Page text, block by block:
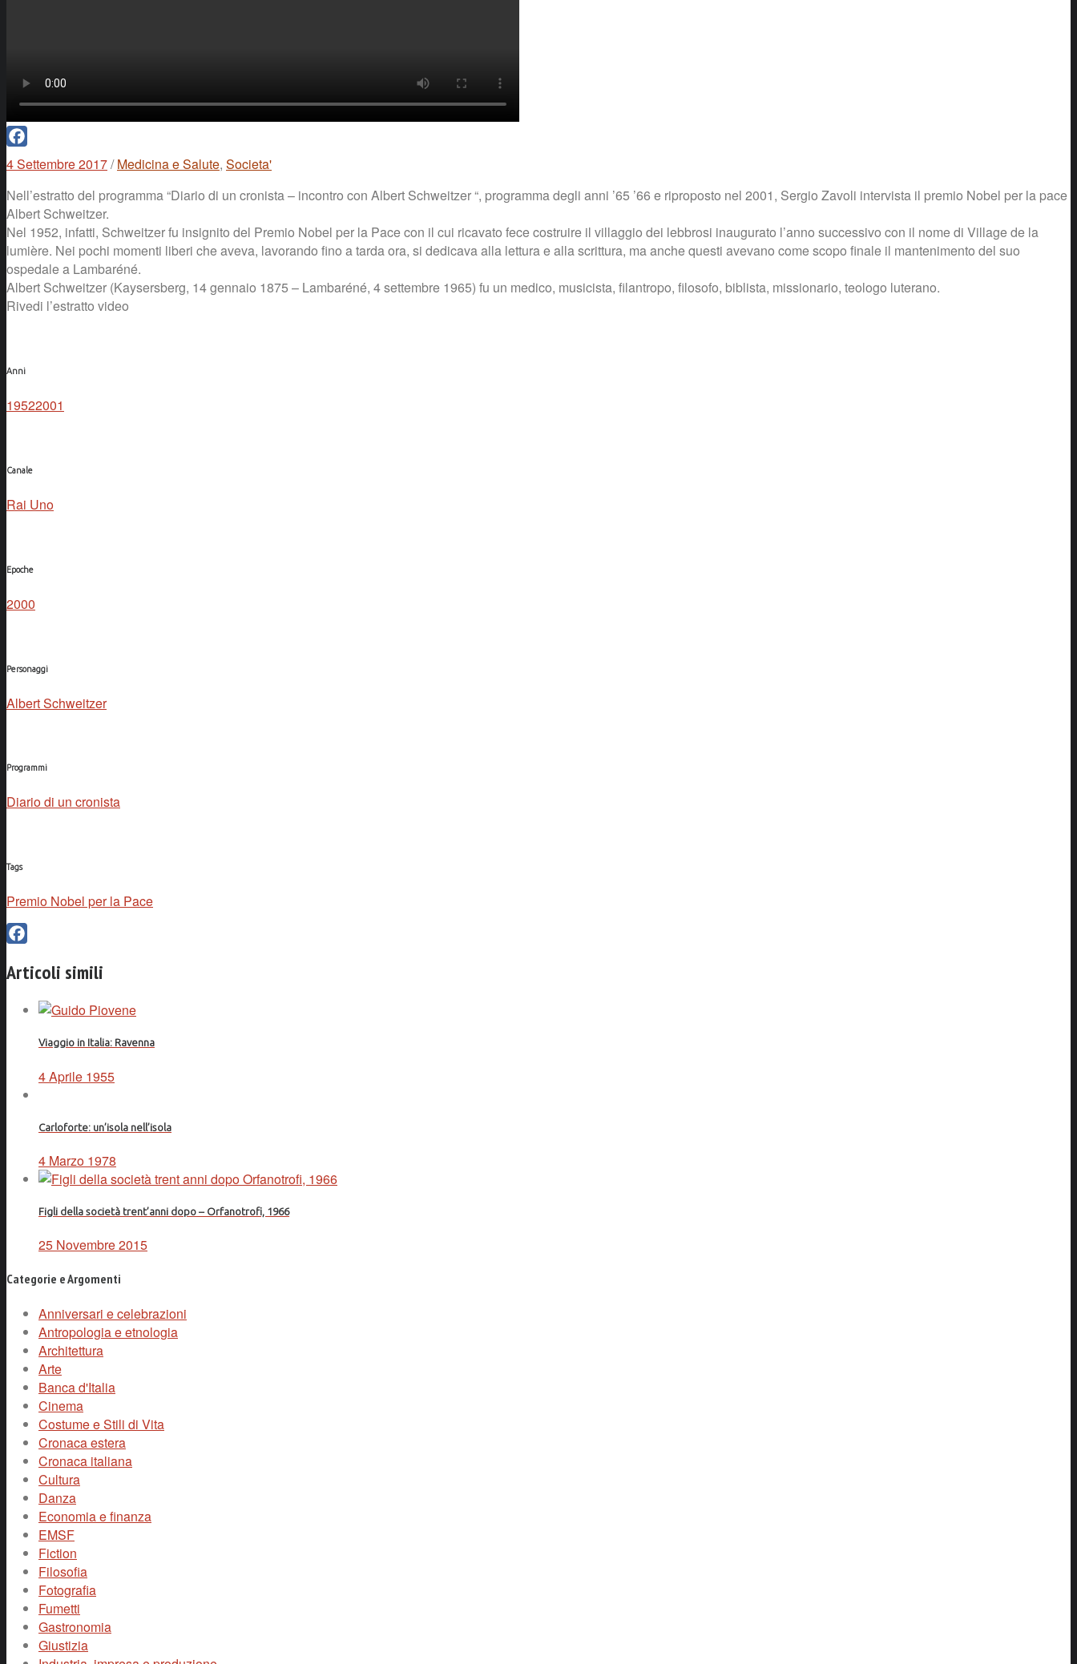
Facebook
4 Settembre 2017/ Medicina e Salute, Societa'
Nell’estratto del programma “Diario di un cronista – incontro con Albert Schweitzer “, programma degli anni ’65 ’66 e riproposto nel 2001, Sergio Zavoli intervista il premio Nobel per la pace
Albert Schweitzer.
Nel 1952, infatti, Schweitzer fu insignito del Premio Nobel per la Pace con il cui ricavato fece costruire il villaggio dei lebbrosi inaugurato l’anno successivo con il nome di Village de la
lumière. Nei pochi momenti liberi che aveva, lavorando fino a tarda ora, si dedicava alla lettura e alla scrittura, ma anche questi avevano come scopo finale il mantenimento del suo
ospedale a Lambaréné.
Albert Schweitzer (Kaysersberg, 14 gennaio 1875 – Lambaréné, 4 settembre 1965) fu un medico, musicista, filantropo, filosofo, biblista, missionario, teologo luterano.
Rivedi l’estratto video
Anni
19522001
Canale
Rai Uno
Epoche
2000
Personaggi
Albert Schweitzer
Programmi
Diario di un cronista
Tags
Premio Nobel per la Pace
Articoli simili
Viaggio in Italia: Ravenna
4 Aprile 1955
Carloforte: un’isola nell’isola
4 Marzo 1978
Figli della società trent’anni dopo – Orfanotrofi, 1966
25 Novembre 2015
Categorie e Argomenti
Anniversari e celebrazioni
Antropologia e etnologia
Architettura
Arte
Banca d'Italia
Cinema
Costume e Stili di Vita
Cronaca estera
Cronaca italiana
Cultura
Danza
Economia e finanza
EMSF
Fiction
Filosofia
Fotografia
Fumetti
Gastronomia
Giustizia